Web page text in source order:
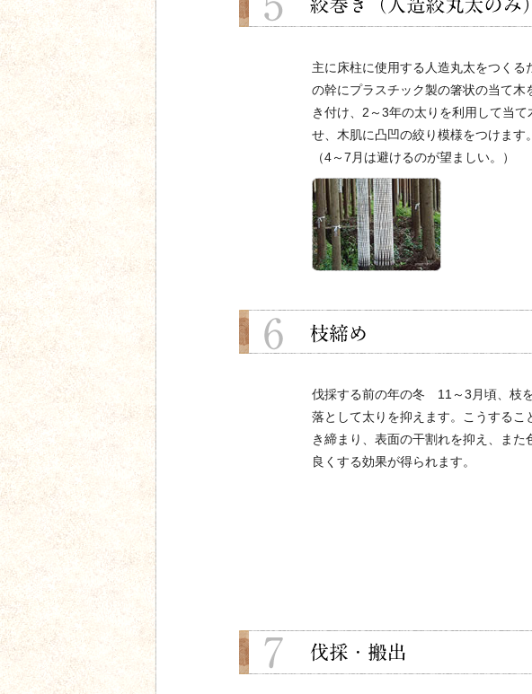
主に床柱に使用する人造丸太をつくる
の幹にプラスチック製の箸状の当て木
き付け、2～3年の太りを利用して当て
せ、木肌に凸凹の絞り模様をつけます。
（4～7月は避けるのが望ましい。）
伐採する前の年の冬 11～3月頃、枝
落として太りを抑えます。こうするこ
き締まり、表面の干割れを抑え、また
良くする効果が得られます。